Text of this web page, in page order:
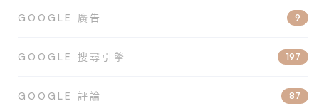
GOOGLE 廣告 9
GOOGLE 搜尋引擎 197
GOOGLE 評論 87